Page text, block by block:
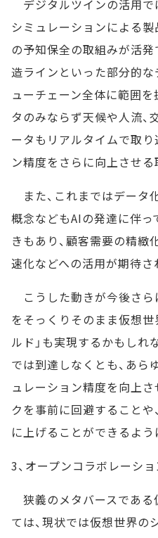
デジタルツインの活用で
シミュレーションによる製
の予知保全の取組みが活発
造ラインといった部分的
ューチェーン全体に範囲を
タのみならず天候や人流、
ータもリアルタイムで取
ン精度をさらに向上させる
また、これまではデータ
概念などもAIの発達に伴
きもあり、顧客需要の精緻
速化などへの活用が期待さ
こうした動きが今後さら
をそっくりそのまま仮想世
ルド」も実現するかもしれ
では到達しなくとも、あら
ュレーション精度を向上さ
クを事前に回避することや
に上げることができるよう
3、オープンコラボレーショ
狭義のメタバースである
ては、現状では仮想世界の